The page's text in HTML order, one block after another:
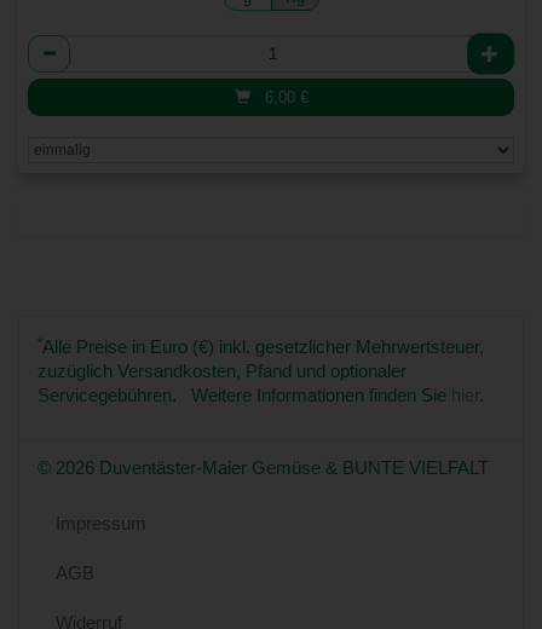
Anzahl
6,00 €
*Alle Preise in Euro (€) inkl. gesetzlicher Mehrwertsteuer,
zuzüglich Versandkosten, Pfand und optionaler
Servicegebühren. Weitere Informationen finden Sie hier.
© 2026 Duventäster-Maier Gemüse & BUNTE VIELFALT
Impressum
AGB
Widerruf